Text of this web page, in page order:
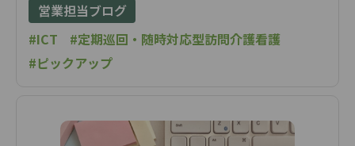
営業担当ブログ
#ICT
#定期巡回・随時対応型訪問介護看護
#ピックアップ